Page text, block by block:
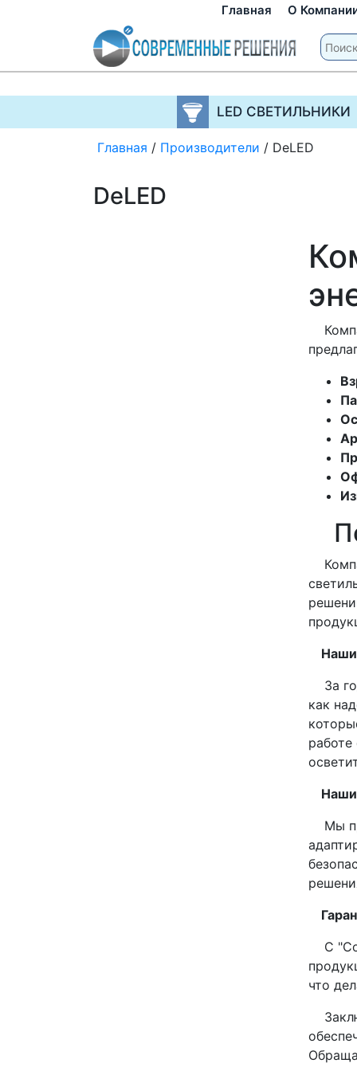
Главная О
LED СВЕТИЛЬНИКИ
Главная / Производители / DeLED
DeLED
Наши
За
как
Наши
Мы
С
что